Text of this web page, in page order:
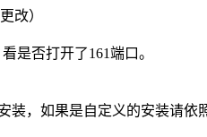
改）
是否打开了161端口。
装，如果是自定义的安装请依